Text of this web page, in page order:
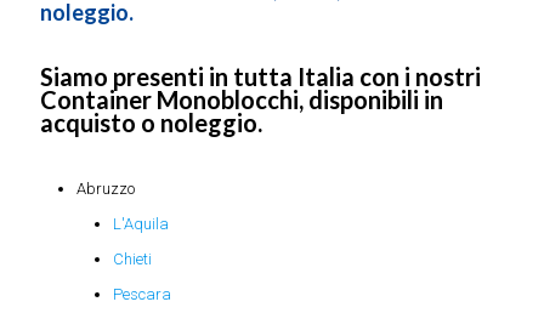
noleggio.
Siamo presenti in tutta Italia con i nostri
Container Monoblocchi, disponibili in
acquisto o noleggio.
Abruzzo
L'Aquila
Chieti
Pescara